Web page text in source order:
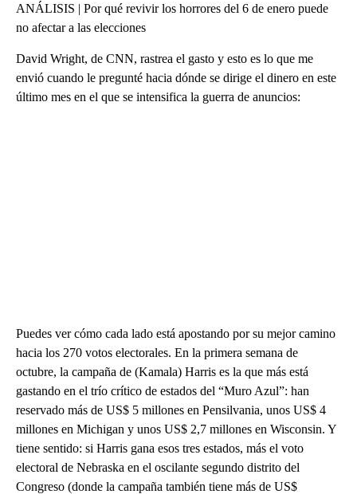
ANÁLISIS | Por qué revivir los horrores del 6 de enero puede
no afectar a las elecciones
David Wright, de CNN, rastrea el gasto y esto es lo que me
envió cuando le pregunté hacia dónde se dirige el dinero en este
último mes en el que se intensifica la guerra de anuncios:
Puedes ver cómo cada lado está apostando por su mejor camino
hacia los 270 votos electorales. En la primera semana de
octubre, la campaña de (Kamala) Harris es la que más está
gastando en el trío crítico de estados del “Muro Azul”: han
reservado más de US$ 5 millones en Pensilvania, unos US$ 4
millones en Michigan y unos US$ 2,7 millones en Wisconsin. Y
tiene sentido: si Harris gana esos tres estados, más el voto
electoral de Nebraska en el oscilante segundo distrito del
Congreso (donde la campaña también tiene más de US$